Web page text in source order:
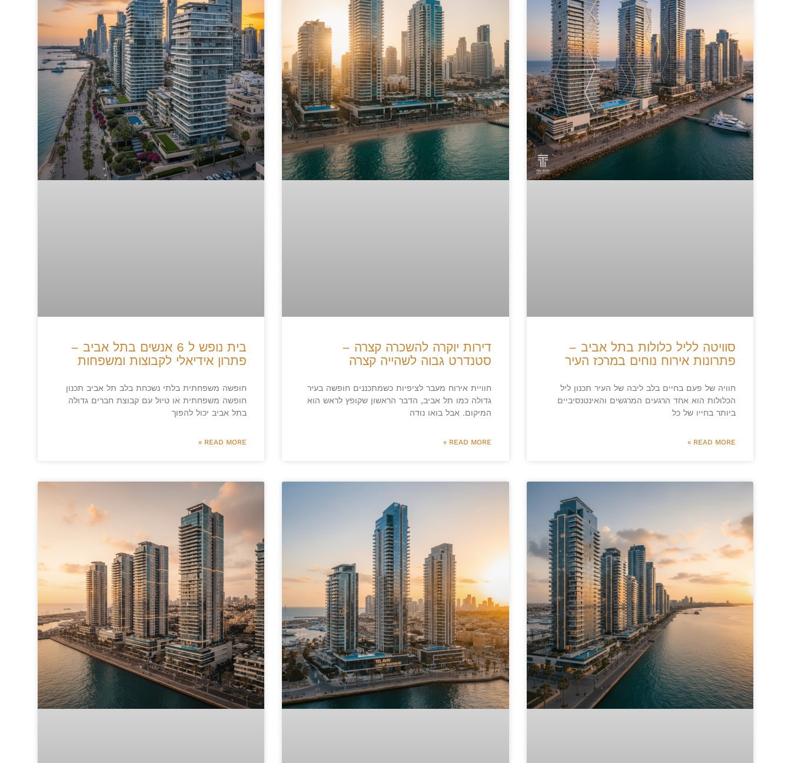
סוויטה לליל כלולות בתל אביב –
פתרונות אירוח נוחים במרכז העיר
חוויה של פעם בחיים בלב ליבה של העיר תכנון ליל
הכלולות הוא אחד הרגעים המרגשים והאינטנסיביים
ביותר בחייו של כל
READ MORE »
דירות יוקרה להשכרה קצרה –
סטנדרט גבוה לשהייה קצרה
חוויית אירוח מעבר לציפיות כשמתכננים חופשה בעיר
גדולה כמו תל אביב, הדבר הראשון שקופץ לראש הוא
המיקום. אבל בואו נודה
READ MORE »
בית נופש ל 6 אנשים בתל אביב –
פתרון אידיאלי לקבוצות ומשפחות
חופשה משפחתית בלתי נשכחת בלב תל אביב תכנון
חופשה משפחתית או טיול עם קבוצת חברים גדולה
בתל אביב יכול להפוך
READ MORE »